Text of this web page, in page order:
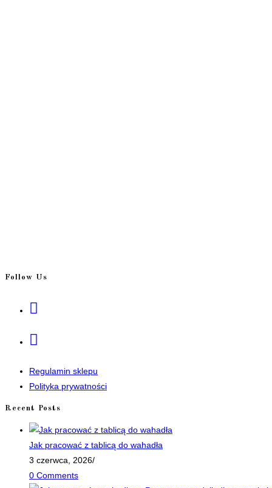
Follow Us
new
tab
Regulamin sklepu
Polityka prywatności
Recent Posts
Jak pracować z tablicą do wahadła
3 czerwca, 2026/
0 Comments